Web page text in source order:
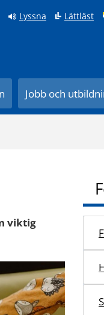
Lyssna Lättläst
Jobb och
viktig